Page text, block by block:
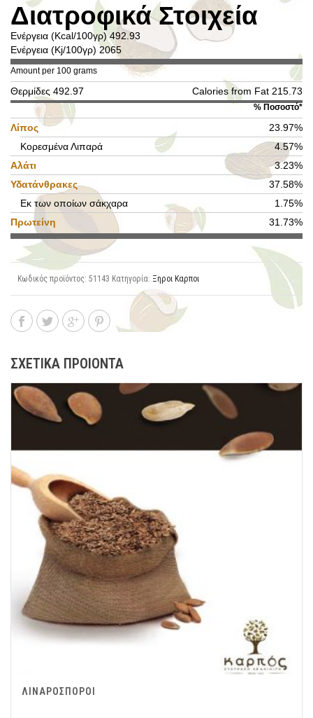
Διατροφικά Στοιχεία
Ενέργεια (Kcal/100γρ) 492.93
Ενέργεια (Kj/100γρ) 2065
Amount per 100 grams
Θερμίδες 492.97 Calories from Fat 215.73
% Ποσοστό*
Λίπος
23.97%
Κορεσμένα Λιπαρά
4.57%
Αλάτι
3.23%
Υδατάνθρακες
37.58%
Εκ των οποίων σάκχαρα
1.75%
Πρωτείνη
31.73%
Κωδικός προϊόντος: 51143 Κατηγορία: Ξηροι Καρποι
ΣΧΕΤΙΚΑ ΠΡΟΙΟΝΤΑ
ΛΙΝΑΡΟΣΠΟΡΟΙ